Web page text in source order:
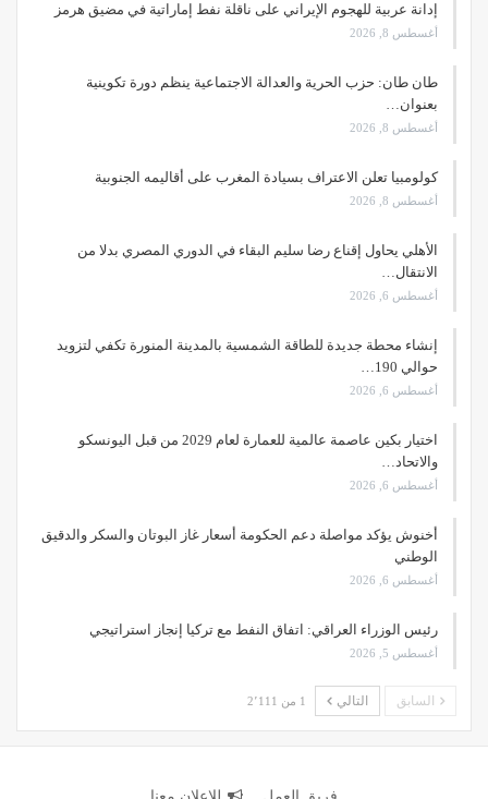
إدانة عربية للهجوم الإيراني على ناقلة نفط إماراتية في مضيق هرمز
أغسطس 8, 2026
طان طان: حزب الحرية والعدالة الاجتماعية ينظم دورة تكوينية
بعنوان…
أغسطس 8, 2026
كولومبيا تعلن الاعتراف بسيادة المغرب على أقاليمه الجنوبية
أغسطس 8, 2026
الأهلي يحاول إقناع رضا سليم البقاء في الدوري المصري بدلا من
الانتقال…
أغسطس 6, 2026
إنشاء محطة جديدة للطاقة الشمسية بالمدينة المنورة تكفي لتزويد
حوالي 190…
أغسطس 6, 2026
اختيار بكين عاصمة عالمية للعمارة لعام 2029 من قبل اليونسكو
والاتحاد…
أغسطس 6, 2026
أخنوش يؤكد مواصلة دعم الحكومة أسعار غاز البوتان والسكر والدقيق
الوطني
أغسطس 6, 2026
رئيس الوزراء العراقي: اتفاق النفط مع تركيا إنجاز استراتيجي
أغسطس 5, 2026
السابق التالي 1 من 2٬111